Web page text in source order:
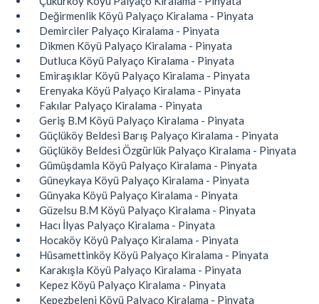
Değirmenlik Köyü Palyaço Kiralama - Pinyata
Demirciler Palyaço Kiralama - Pinyata
Dikmen Köyü Palyaço Kiralama - Pinyata
Dutluca Köyü Palyaço Kiralama - Pinyata
Emiraşıklar Köyü Palyaço Kiralama - Pinyata
Erenyaka Köyü Palyaço Kiralama - Pinyata
Fakılar Palyaço Kiralama - Pinyata
Geriş B.M Köyü Palyaço Kiralama - Pinyata
Güçlüköy Beldesi Barış Palyaço Kiralama - Pinyata
Güçlüköy Beldesi Özgürlük Palyaço Kiralama - Pinyata
Gümüşdamla Köyü Palyaço Kiralama - Pinyata
Güneykaya Köyü Palyaço Kiralama - Pinyata
Günyaka Köyü Palyaço Kiralama - Pinyata
Güzelsu B.M Köyü Palyaço Kiralama - Pinyata
Hacı İlyas Palyaço Kiralama - Pinyata
Hocaköy Köyü Palyaço Kiralama - Pinyata
Hüsamettinköy Köyü Palyaço Kiralama - Pinyata
Karakışla Köyü Palyaço Kiralama - Pinyata
Kepez Köyü Palyaço Kiralama - Pinyata
Kepezbeleni Köyü Palyaço Kiralama - Pinyata